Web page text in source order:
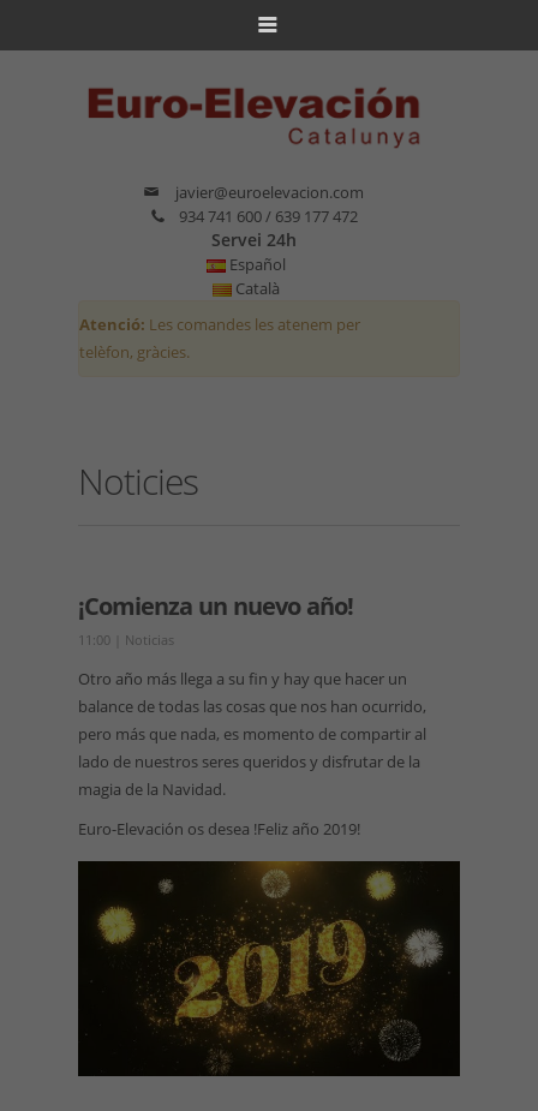
javier@euroelevacion.com
934 741 600 / 639 177 472
Servei 24h
Español
Català
Atenció: Les comandes les atenem per
telèfon, gràcies.
Noticies
¡Comienza un nuevo año!
11:00 Noticias
Otro año más llega a su fin y hay que hacer un
balance de todas las cosas que nos han ocurrido,
pero más que nada, es momento de compartir al
lado de nuestros seres queridos y disfrutar de la
magia de la Navidad.
Euro-Elevación os desea !Feliz año 2019!